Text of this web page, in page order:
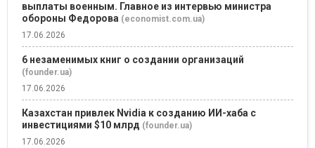
выплаты военным. Главное из интервью министра
обороны Федорова (economist.com.ua)
17.06.2026
6 незаменимых книг о создании организаций
(founder.ua)
17.06.2026
Казахстан привлек Nvidia к созданию ИИ-хаба с
инвестициями $10 млрд (founder.ua)
17.06.2026